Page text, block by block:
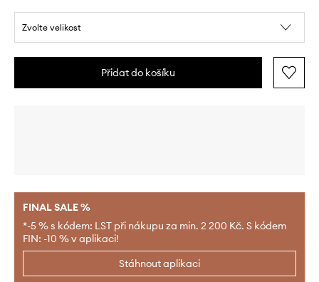
Zvolte velikost
Přidat do košíku
FINAL SALE %
*-5 % s kódem: LST při nákupu za min. 2 200 Kč. S kódem
FIN: -10 % v aplikaci!
Stáhnout aplikaci